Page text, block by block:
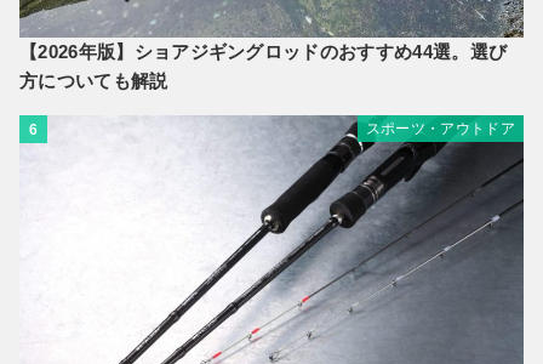
【2026年版】ショアジギングロッドのおすすめ44選。選び
方についても解説
6 スポーツ・アウトドア